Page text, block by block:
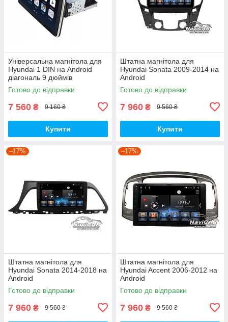
Універсальна магнітола для
Hyundai 1 DIN на Android
діагональ 9 дюймів
Готово до відправки
7 560 ₴ 9 160 ₴
Купити
Штатна магнітола для
Hyundai Sonata 2009-2014 на
Android
Готово до відправки
7 960 ₴ 9 560 ₴
Купити
–17%
Штатна магнітола для
Hyundai Sonata 2014-2018 на
Android
Готово до відправки
7 960 ₴ 9 560 ₴
–17%
Штатна магнітола для
Hyundai Accent 2006-2012 на
Android
Готово до відправки
7 960 ₴ 9 560 ₴